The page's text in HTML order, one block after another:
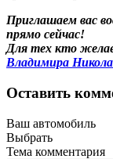
Приглашаем вас
прямо сейчас!
Для тех кто
Владимира
Оставить
Ваш автомобиль
Выбрать
Тема комментария